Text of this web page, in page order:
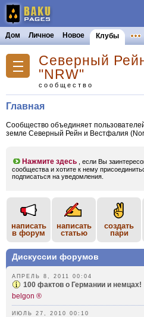
Дом Личное Новое Клубы
Северный
"NRW"
сообщество
Главная
Сообщество объединяет
земле Северный Рейн и Вестфалия
Нажмите здесь , если Вы
сообщества и хотите к нему
подписаться на уведомления.
написать
в форум
написать
статью
создать
пари
Дискуссии форумов
АПРЕЛЬ 8, 2011 00:04
100 фактов о Германии и немцах!
belgon ®
ИЮЛЬ 27, 2010 00:10